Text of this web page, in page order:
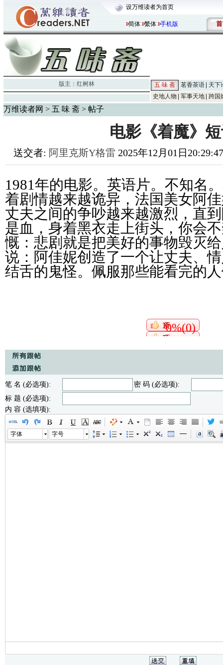
设万维读者为首页
简体 繁体 手机版 首
版主： 红树林 五 味 斋 茗香茶语
天下
史地人物
军事天地 跨国
万维读者网 > 五 味 斋 > 帖子
电影《着魔》
送交者: 阿里克斯Y格雷 2025年12月01日
1981年的电影。英语片。不知名。
着剧情越来越诡异，法国美女阿
丈夫之间的争吵越来越激烈，直
是血，身着黑衣走上街头，你会
慨：悲剧就是把美好的事物毁灭
说：阿佳妮创造了一个让丈夫、
结舌的鬼怪。佩服那些能看完的
0%(0)
笔 名 (必选项):
密 码 (必选项):
标 题 (必选项):
内 容 (选填项):
字体 字号